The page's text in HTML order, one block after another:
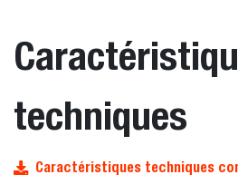
techniques
Caractéristiques techniques